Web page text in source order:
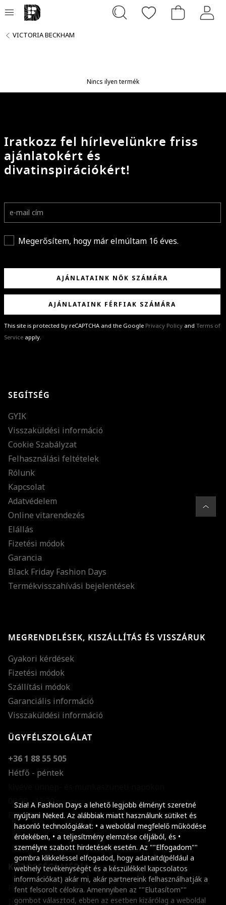
Szia! A Fashion Days a lehető legjobb élményt szeretné
nyújtani Neked. Az alábbiak miatt használunk sütiket és
hasonló technológiákat: • a weboldal megfelelő működése
érdekében, • a teljesítmény elemzése céljából, és •
személyre szabott hirdetések esetén. Az ""Elfogadom""
gombra klikkeléssel elfogadod, hogy adataitd(például a
webhely tevékenységét és a készülékkel kapcsolatos
információkat) akár mi, akár partnereink felhasználhatják a
fent felsorolt célokra. Amennyiben az ""Elutasítom""
gombot választod, ebben az esetben kizárólag a weboldal
VICTORIA BECKHAM
Nincs ilyen termék
Iratkozz fel hírlevelünkre friss
ajánlatokért és
divatinspirációkért!
Megerősítem, hogy már elmúltam 16 éves.
AJÁNLATAINK NŐK SZÁMÁRA
AJÁNLATAINK FÉRFIAK SZÁMÁRA
This site is protected by reCAPTCHA and the Google Privacy Policy and Terms of
Service apply.
különleges ajánlatainkat és stílustippjeinket!
SEGÍTSÉG
GYIK
Visszaküldési információ
Cookie Szabályzat
Felhasználási feltételek
Rólunk
Kapcsolat
Adatvédelem
Online vitarendezés
Elállás
Fizetési módok
Garancia
Black Friday Fashion Days
Termékvisszahívási bejelentések
MEGRENDELÉSEK, KISZÁLLÍTÁS ÉS VISSZÁRUK
Gyakori kérdések
Fizetési módok
Szállítási módok
Garanciális információ
Visszaküldési információ
ÜGYFÉLSZOLGÁLAT
+36 1 88 55 505
Hétfő - péntek
08:00 - 16:30
E-mail küldése
KÖZÖSSÉGI MÉDIA
Facebook
Instagram
Szöveg méretének
Szóköz növelése
Szóköz csökkentése
Sortávolság
Sortávolság